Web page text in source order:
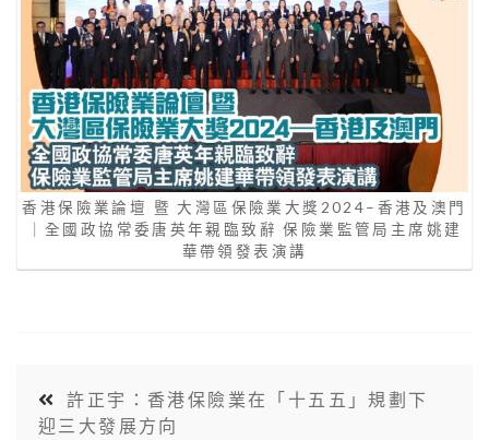
香港保險業論壇 暨 大灣區保險業大獎2024–香港及澳門
｜全國政協常委唐英年親臨致辭 保險業監管局主席姚建
華帶領發表演講
許正宇：香港保險業在「十五五」規劃下
迎三大發展方向